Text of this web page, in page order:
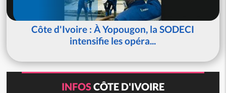
Côte d'Ivoire : À Yopougon, la SODECI
intensifie les opéra...
INFOSCÔTE D'IVOIRE